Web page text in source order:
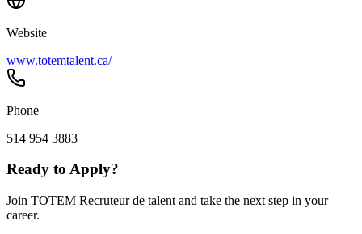
Website
www.totemtalent.ca/
Phone
514 954 3883
Ready to Apply?
Join TOTEM Recruteur de talent and take the next step in your
career.